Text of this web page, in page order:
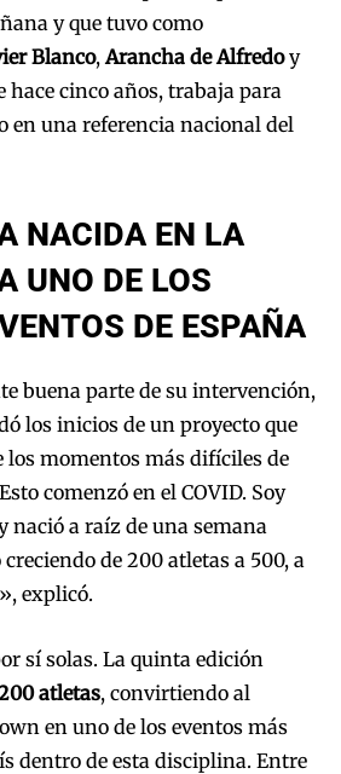
y que tuvo como
Blanco, Arancha de Alfredoy
hace cinco años, trabaja para
en una referencia nacional del
NACIDA EN LA
UNO DE LOS
DE ESPAÑA
buena parte de su intervención,
los inicios de un proyecto que
los momentos más difíciles de
comenzó en el COVID. Soy
nació a raíz de una semana
de 200 atletas a 500, a
explicó.
sí solas. La quinta edición
atletas, convirtiendo al
en uno de los eventos más
dentro de esta disciplina. Entre